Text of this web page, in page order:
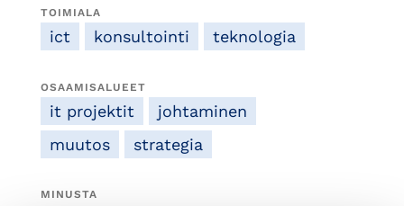
TOIMIALA
ict konsultointi teknologia
OSAAMISALUEET
it projektit
johtaminen
muutos
strategia
MINUSTA